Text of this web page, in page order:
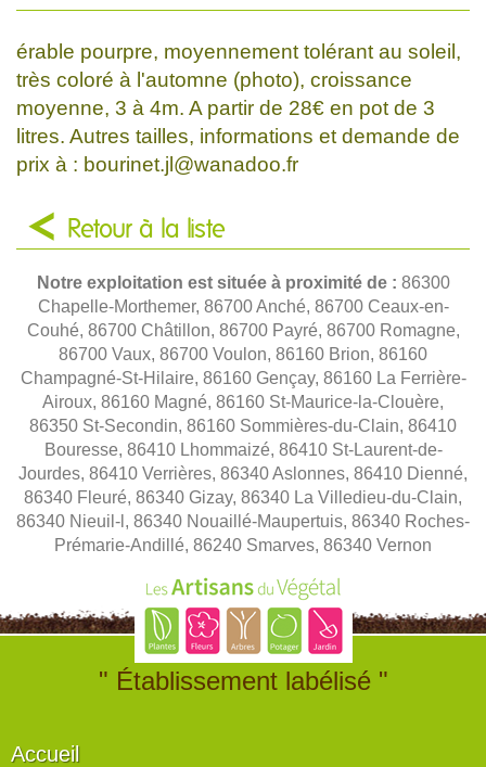
érable pourpre, moyennement tolérant au soleil,
très coloré à l'automne (photo), croissance
moyenne, 3 à 4m. A partir de 28€ en pot de 3
litres. Autres tailles, informations et demande de
prix à : bourinet.jl@wanadoo.fr
Retour à la liste
Notre exploitation est située à proximité de : 86300
Chapelle-Morthemer, 86700 Anché, 86700 Ceaux-en-
Couhé, 86700 Châtillon, 86700 Payré, 86700 Romagne,
86700 Vaux, 86700 Voulon, 86160 Brion, 86160
Champagné-St-Hilaire, 86160 Gençay, 86160 La Ferrière-
Airoux, 86160 Magné, 86160 St-Maurice-la-Clouère,
86350 St-Secondin, 86160 Sommières-du-Clain, 86410
Bouresse, 86410 Lhommaizé, 86410 St-Laurent-de-
Jourdes, 86410 Verrières, 86340 Aslonnes, 86410 Dienné,
86340 Fleuré, 86340 Gizay, 86340 La Villedieu-du-Clain,
86340 Nieuil-l, 86340 Nouaillé-Maupertuis, 86340 Roches-
Prémarie-Andillé, 86240 Smarves, 86340 Vernon
" Établissement labélisé "
Accueil